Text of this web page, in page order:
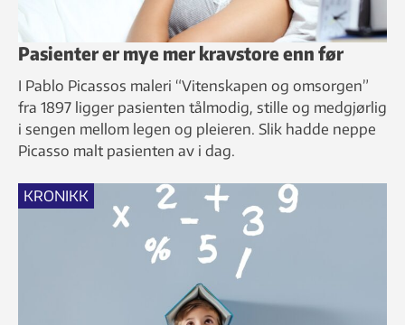
Pasienter er mye mer kravstore enn før
I Pablo Picassos maleri “Vitenskapen og omsorgen”
fra 1897 ligger pasienten tålmodig, stille og medgjørlig
i sengen mellom legen og pleieren. Slik hadde neppe
Picasso malt pasienten av i dag.
KRONIKK